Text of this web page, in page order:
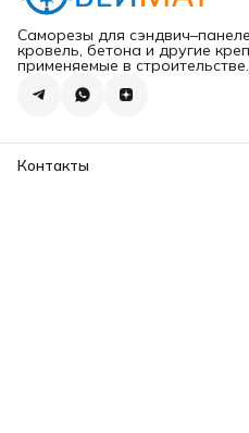
Саморезы для сэндвич–панелей,
кровель, бетона и другие
применяемые в строительстве.
Контакты